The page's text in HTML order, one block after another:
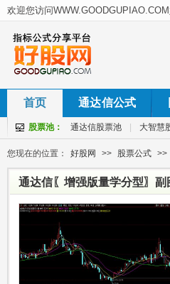
首页 通达信公式
股票池： 通达信股票池 大智慧
您现在的位置： 好股网 >> 股票公式 >>
通达信〖增强版量学分型〗